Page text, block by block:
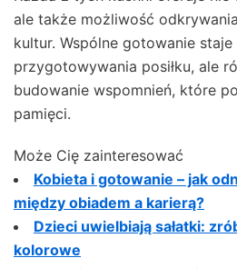
ale także możliwość
kultur. Wspólne gotowanie
przygotowywania posiłku, ale
budowanie wspomnień, które
pamięci.
Może Cię zainteresować
Kobieta i gotowanie – jak
między obiadem a karierą?
Dzieci uwielbiają sałatki:
kolorowe